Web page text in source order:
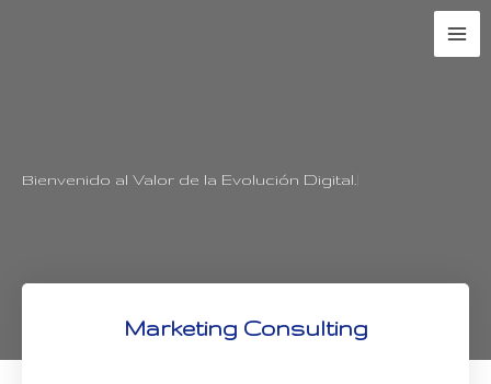
Bienvenido al Valor de la Evolución Digital.
Marketing Consulting